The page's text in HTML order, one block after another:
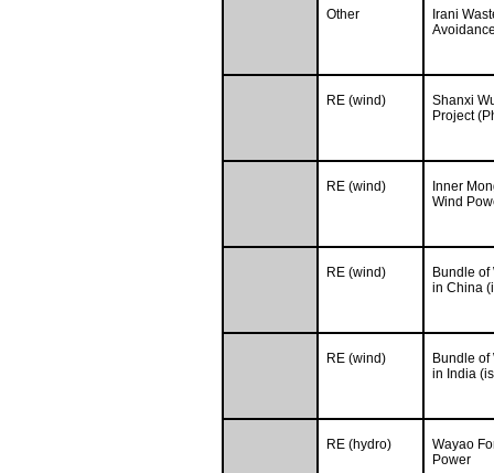
Other
Irani
RE (wind)
Shanxi
Project
RE (wind)
Inner
Wind
RE (wind)
Bundle of
in China
RE (wind)
Bundle of
in India
RE (hydro)
Wayao
Power